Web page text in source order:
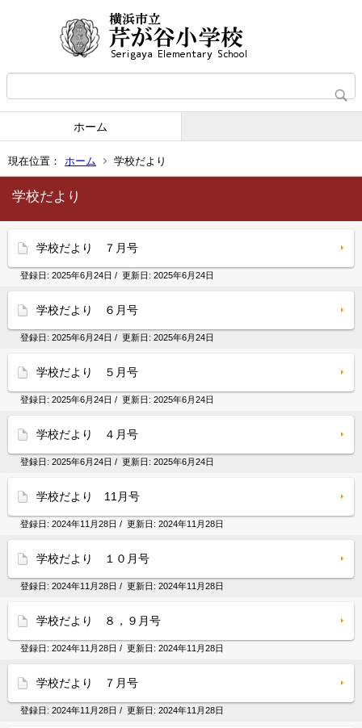
ホーム
現在位置： ホーム 学校だより
学校だより
学校だより ７月号
登録日: 2025年6月24日 / 更新日: 2025年6月24日
学校だより ６月号
登録日: 2025年6月24日 / 更新日: 2025年6月24日
学校だより ５月号
登録日: 2025年6月24日 / 更新日: 2025年6月24日
学校だより ４月号
登録日: 2025年6月24日 / 更新日: 2025年6月24日
学校だより 11月号
登録日: 2024年11月28日 / 更新日: 2024年11月28日
学校だより １０月号
登録日: 2024年11月28日 / 更新日: 2024年11月28日
学校だより ８，９月号
登録日: 2024年11月28日 / 更新日: 2024年11月28日
学校だより ７月号
登録日: 2024年11月28日 / 更新日: 2024年11月28日